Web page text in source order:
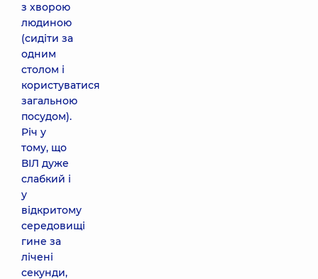
з хворою
людиною
(сидіти за
одним
столом і
користуватися
загальною
посудом).
Річ у
тому, що
ВІЛ дуже
слабкий і
у
відкритому
середовищі
гине за
лічені
секунди,